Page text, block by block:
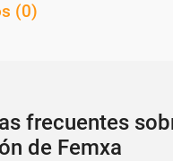
(0)
frecuentes
de Femxa